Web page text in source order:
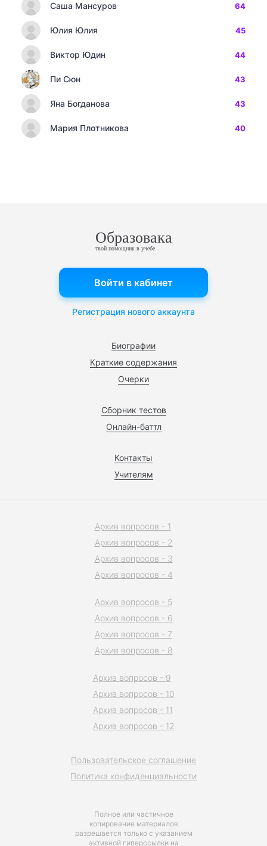
Саша Мансуров 64
Юлия Юлия 45
Виктор Юдин 44
Пи Сюн 43
Яна Богданова 43
Мария Плотникова 40
Образовака
твой помощник в учебе
Биографии
Краткие содержания
Очерки
Сборник тестов
Онлайн-баттл
Контакты
Учителям
Войти в кабинет
Регистрация нового аккаунта
Полное или частичное
копирование материалов
разрешается только с указанием
активной гиперссылки на
Пользовательское соглашение
Политика конфиденциальности
Архив вопросов - 1
Архив вопросов - 2
Архив вопросов - 3
Архив вопросов - 4
Архив вопросов - 5
Архив вопросов - 6
Архив вопросов - 7
Архив вопросов - 8
Архив вопросов - 9
Архив вопросов - 10
Архив вопросов - 11
Архив вопросов - 12